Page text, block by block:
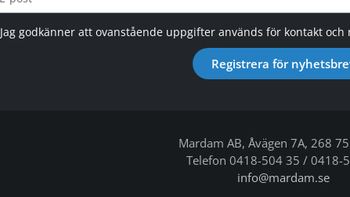
Jag godkänner att ovanstående uppgifter används för kontakt och
Registrera för
Mardam AB, Åvägen 7A, 268
Telefon 0418-504 35 / 0418-
info@mardam.se